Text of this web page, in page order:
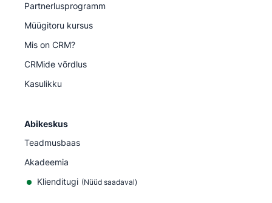
Partnerlusprogramm
Müügitoru kursus
Mis on CRM?
CRMide võrdlus
Kasulikku
Abikeskus
Teadmusbaas
Akadeemia
Klienditugi (Nüüd saadaval)